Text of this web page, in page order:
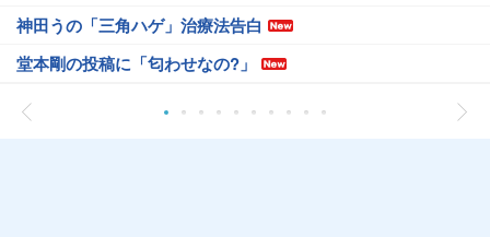
神田うの「三角ハゲ」治療法告白
堂本剛の投稿に「匂わせなの?」